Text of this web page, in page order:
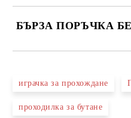
БЪРЗА ПОРЪЧКА
играчка за прохождане
проходилка за бутане